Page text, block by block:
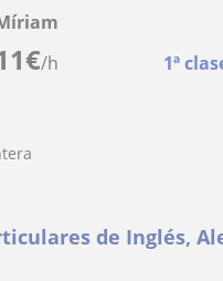
€/h 1ª
de Inglés,